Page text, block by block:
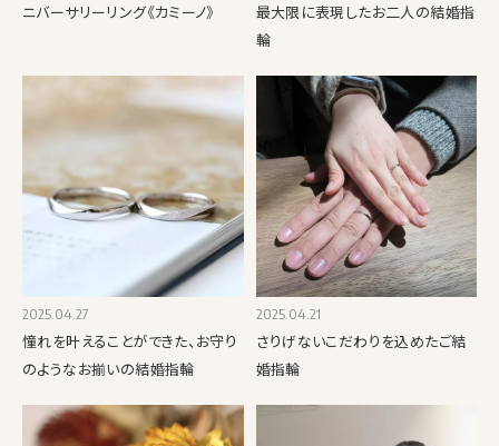
ニバーサリーリング《カミーノ》
最大限に表現したお二人の結婚指
輪
2025.04.27
憧れを叶えることができた、お守り
のようなお揃いの結婚指輪
2025.04.21
さりげないこだわりを込めたご結
婚指輪